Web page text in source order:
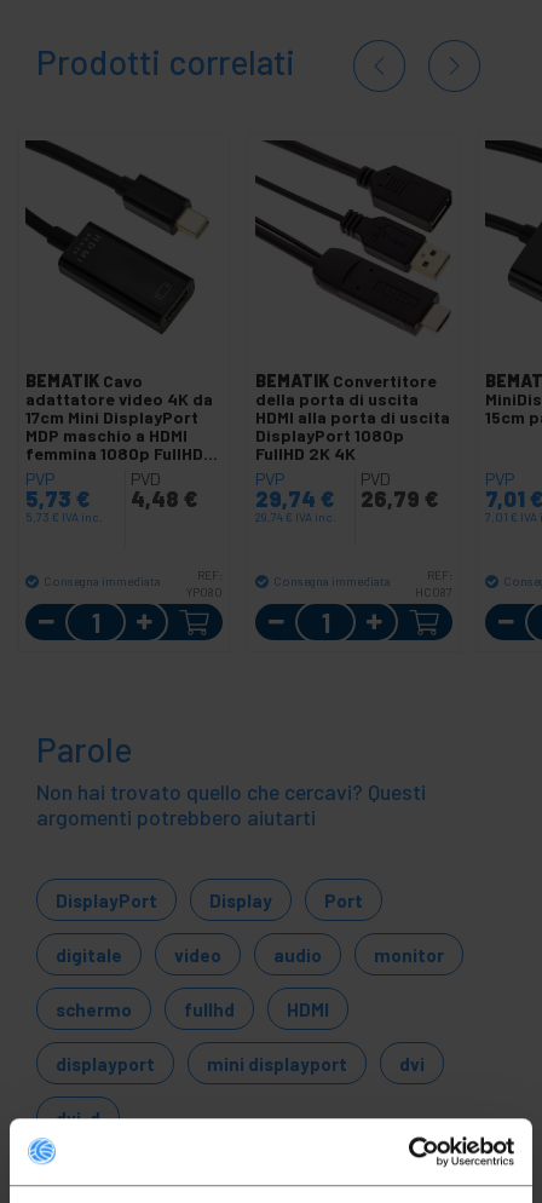
Prodotti correlati
BEMATIK Cavo
adattatore video 4K da
17cm Mini DisplayPort
MDP maschio a HDMI
femmina 1080p FullHD
2K 4K
PVP
5,73 €
5,73 € IVA inc.
PVD
4,48 €
Consegna immediata
REF:
YP080
Quantità
BEMATIK Convertitore
della porta di uscita
HDMI alla porta di uscita
DisplayPort 1080p
FullHD 2K 4K
PVP
29,74 €
29,74 € IVA inc.
PVD
26,79 €
Consegna immediata
REF:
HC087
Quantità
15cm
PVP
7,01 €
7,01 €
Parole
Non hai trovato quello che cercavi? Questi
argomenti potrebbero aiutarti
DisplayPort Display Port
digitale video audio monitor
schermo fullhd HDMI
displayport mini displayport dvi
dvi-d